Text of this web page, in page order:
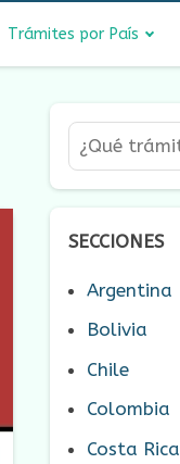
Trámites por País
SECCIONES
Argentina
Bolivia
Chile
Colombia
Costa Rica